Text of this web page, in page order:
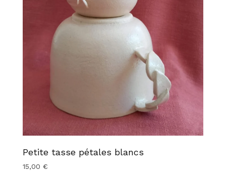
Petite tasse pétales blancs
15,00 €